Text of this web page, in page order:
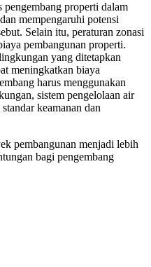
properti dalam
mempengaruhi potensi
Selain itu, peraturan zonasi
pembangunan properti.
yang ditetapkan
meningkatkan biaya
harus menggunakan
sistem pengelolaan air
keamanan dan
pembangunan menjadi lebih
bagi pengembang